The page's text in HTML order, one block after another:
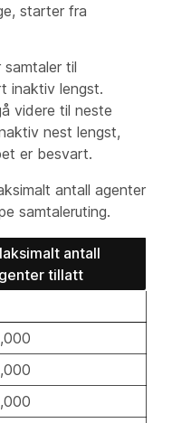
starter fra
samtaler til
inaktiv lengst.
videre til neste
nest lengst,
er besvart.
antall agenter
samtaleruting.
antall
tillatt